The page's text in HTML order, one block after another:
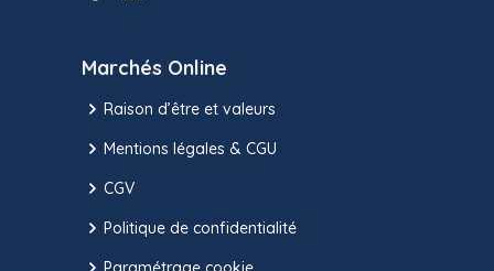
Marchés Online
Raison d’être et valeurs
Mentions légales & CGU
CGV
Politique de confidentialité